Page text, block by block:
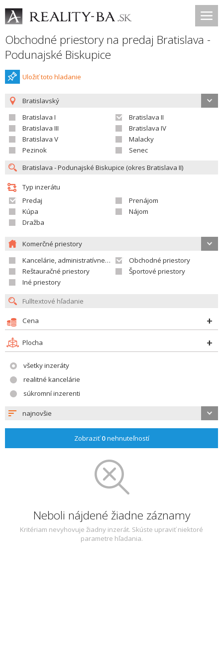
Obchodné priestory na predaj Bratislava -
Podunajské Biskupice
Uložiť toto hladanie
Bratislavský
Bratislava I
Bratislava II
Bratislava III
Bratislava IV
Bratislava V
Malacky
Pezinok
Senec
Typ inzerátu
Predaj
Prenájom
Kúpa
Nájom
Dražba
Komerčné priestory
Kancelárie, administratívne priestory
Obchodné priestory
Reštauračné priestory
Športové priestory
Iné priestory
Cena
Plocha
všetky inzeráty
realitné kancelárie
súkromní inzerenti
najnovšie
Zobraziť0nehnuteľností
Neboli nájdené žiadne záznamy
Kritériam nevyhovuje žiadny inzerát. Skúste upraviť niektoré
parametre hľadania.